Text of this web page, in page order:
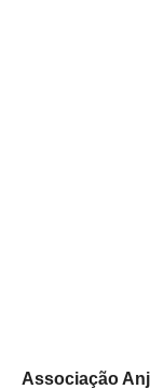
Associação